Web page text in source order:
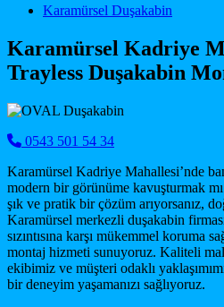
Main Navigation
Karamürsel Duşakabin
Karamürsel Kadriye
Trayless Duşakabin
0543 501 54 34
Karamürsel Kadriye Mahallesi’nde
modern bir görünüme kavuşturmak
şık ve pratik bir çözüm arıyorsanız,
Karamürsel merkezli duşakabin
sızıntısına karşı mükemmel koruma
montaj hizmeti sunuyoruz. Kaliteli
ekibimiz ve müşteri odaklı
bir deneyim yaşamanızı sağlıyoruz.